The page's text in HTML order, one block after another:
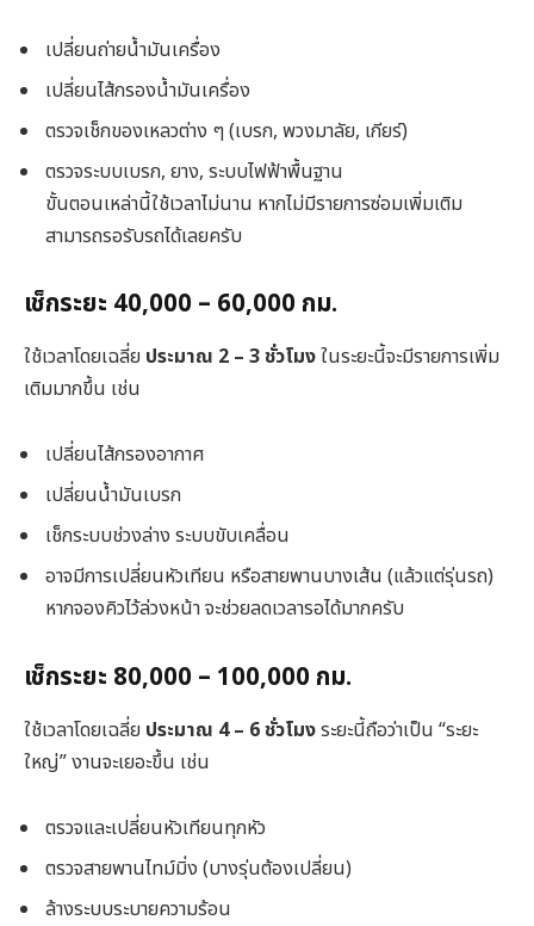
เปลี่ยนถ่ายน้ำมันเครื่อง
เปลี่ยนไส้กรองน้ำมันเครื่อง
ตรวจเช็กของเหลวต่าง ๆ (เบรก, พวงมาลัย, เกียร์)
ตรวจระบบเบรก, ยาง, ระบบไฟฟ้าพื้นฐาน
ขั้นตอนเหล่านี้ใช้เวลาไม่นาน หากไม่มีรายการซ่อมเพิ่มเติม
สามารถรอรับรถได้เลยครับ
เช็กระยะ 40,000 – 60,000 กม.
ใช้เวลาโดยเฉลี่ย ประมาณ 2 – 3 ชั่วโมงในระยะนี้จะมีรายการเพิ่ม
เติมมากขึ้น เช่น
เปลี่ยนไส้กรองอากาศ
เปลี่ยนน้ำมันเบรก
เช็กระบบช่วงล่าง ระบบขับเคลื่อน
อาจมีการเปลี่ยนหัวเทียน หรือสายพานบางเส้น (แล้วแต่รุ่นรถ)
หากจองคิวไว้ล่วงหน้า จะช่วยลดเวลารอได้มากครับ
เช็กระยะ 80,000 – 100,000 กม.
ใช้เวลาโดยเฉลี่ย ประมาณ 4 – 6 ชั่วโมงระยะนี้ถือว่าเป็น “ระยะ
ใหญ่” งานจะเยอะขึ้น เช่น
ตรวจและเปลี่ยนหัวเทียนทุกหัว
ตรวจสายพานไทม์มิ่ง (บางรุ่นต้องเปลี่ยน)
ล้างระบบระบายความร้อน